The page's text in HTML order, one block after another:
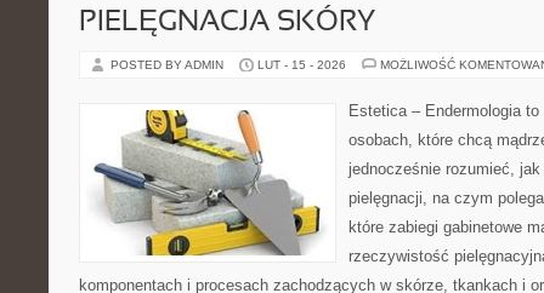
PIELĘGNACJA SKÓRY
POSTED BY ADMIN LUT - 15 - 2026 MOŻLIWOŚĆ
Estetica – Endermologia
osobach, które chcą
jednocześnie rozumieć, jak
pielęgnacji, na czym
które zabiegi gabinetowe
rzeczywistość
komponentach i procesach zachodzących w skórze, tkankach i